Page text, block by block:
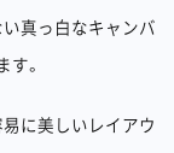
い真っ白なキャンバ
す。
に美しいレイアウ